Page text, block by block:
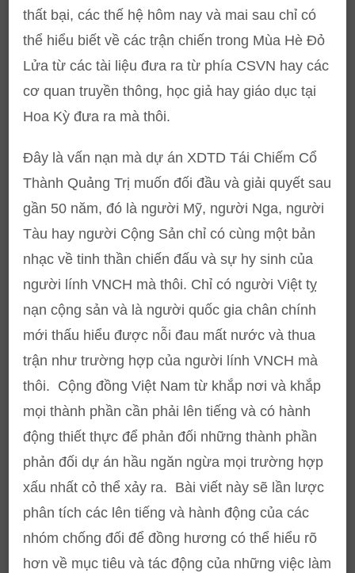
thất bại, các thế hệ hôm nay và mai sau chỉ có
thể hiểu biết về các trận chiến trong Mùa Hè Đỏ
Lửa từ các tài liệu đưa ra từ phía CSVN hay các
cơ quan truyền thông, học giả hay giáo dục tại
Hoa Kỳ đưa ra mà thôi.
Đây là vấn nạn mà dự án XDTD Tái Chiếm Cổ
Thành Quảng Trị muốn đối đầu và giải quyết sau
gần 50 năm, đó là người Mỹ, người Nga, người
Tàu hay người Cộng Sản chỉ có cùng một bản
nhạc về tinh thần chiến đấu và sự hy sinh của
người lính VNCH mà thôi. Chỉ có người Việt tỵ
nạn cộng sản và là người quốc gia chân chính
mới thấu hiểu được nỗi đau mất nước và thua
trận như trường hợp của người lính VNCH mà
thôi. Cộng đồng Việt Nam từ khắp nơi và khắp
mọi thành phần cần phải lên tiếng và có hành
động thiết thực để phản đối những thành phần
phản đối dự án hầu ngăn ngừa mọi trường hợp
xấu nhất cỏ thể xảy ra. Bài viết này sẽ lần lược
phân tích các lên tiếng và hành động của các
nhóm chống đối để đồng hương có thể hiểu rõ
hơn về mục tiêu và tác động của những việc làm